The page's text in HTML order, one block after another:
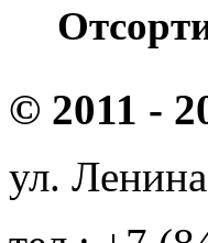
© 2011 -
ул.